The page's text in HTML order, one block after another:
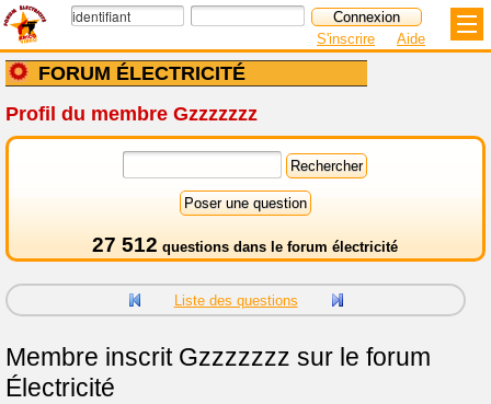
FORUM ÉLECTRICITÉ
S'inscrire Aide
Profil du membre Gzzzzzzz
27 512 questions dans le forum électricité
Liste des questions
Membre inscritGzzzzzzz sur le forum
Électricité